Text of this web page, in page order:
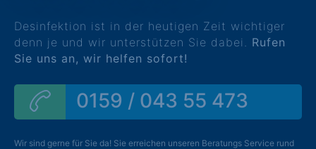
Desinfektion ist in der heutigen Zeit wichtiger
denn je und wir unterstützen Sie dabei. Rufen
Sie uns an, wir helfen sofort!
0159 / 043 55 473
Wir sind gerne für Sie da! Sie erreichen unseren Beratungs Service rund